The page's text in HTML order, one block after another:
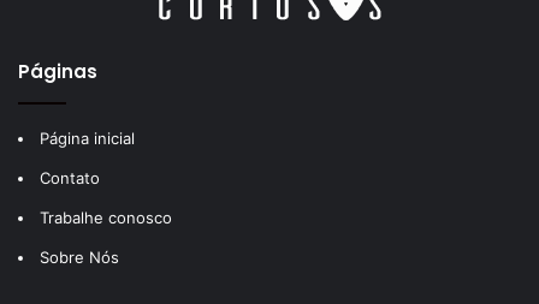
Páginas
Página inicial
Contato
Trabalhe conosco
Sobre Nós